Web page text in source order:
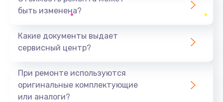
Ремонт южного моста
Замена батарейки BIOS
быть изменена?
Какие документы выдает
сервисный центр?
При ремонте используются
оригинальные комплектующие
или аналоги?